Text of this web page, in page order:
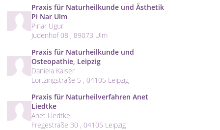
Praxis für Naturheilkunde und Ästhetik
Pi Nar Ulm
Pinar Ugur
Judenhof 08 , 89073 Ulm
Praxis für Naturheilkunde und
Osteopathie, Leipzig
Daniela Kaiser
Lortzingstraße 5 , 04105 Leipzig
Praxis für Naturheilverfahren Anet
Liedtke
Anet Liedtke
Fregestraße 30 , 04105 Leipzig